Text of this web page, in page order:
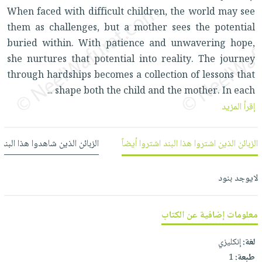
العناية
بالأسنان
الحمية
والتغذية
أدوات
المائدة
الأوعية
والتخزين
أدوات
المطبخ
الأكثر
مبيعاً
العودة
للمدارس
اكسسوارات
كتب
اكسسوارات
منزلية
اكسسوارات
ملابس
مطرزات
حقائب
حلي
بالذات
شحن
مجاني
بنود
مختارة
اشتراكات
كل
الاشتراكات
صندوق
القراءة
iKitab
بلا
بحث
متقدم
وفرات
الشركة
سياسة
الشركة
حسابك
لائحة
الأمنيات
When faced with difficult children, the world may see
them as challenges, but a mother sees the potential
buried within. With patience and unwavering hope,
she nurtures that potential into reality. The journey
through hardships becomes a collection of lessons that
shape both the child and the mother. In each
...
إقرأ المزيد
الزبائن الذين اشتروا هذا البند اشتروا أيضاً الزبائن الذين شاهدوا هذا
لايوجد بنود
معلومات إضافية عن الكتاب
لغة:إنكليزي
طبعة:1